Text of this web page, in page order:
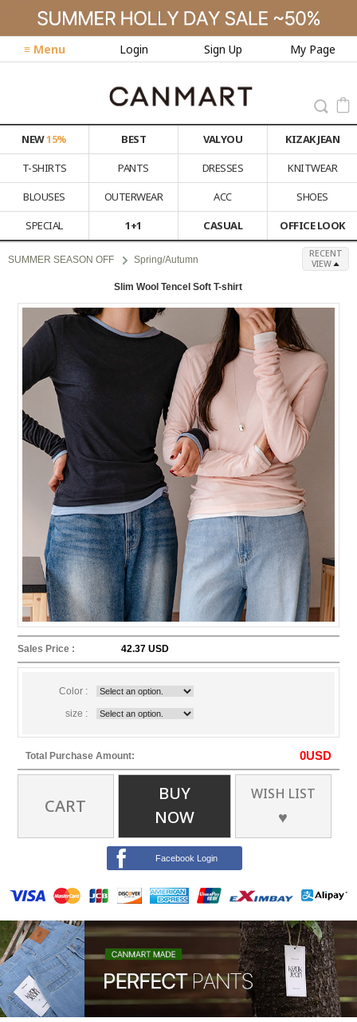
≡ Menu Login Sign Up My Page
NEW15% BEST VALYOU
KIZAK JEAN
T-SHIRTS
PANTS DRESSES
KNITWEAR
BLOUSES
OUTERWEAR ACC
SHOES
SPECIAL
1+1 CASUAL OFFICE LOOK
SUMMER SEASON OFF Spring/Autumn
RECENT
VIEW
Slim Wool Tencel Soft T-shirt
Sales Price : 42.37 USD
Color :
size :
Total Purchase Amount: 0USD
CART
BUY
NOW
WISH LIST
♥
Facebook Login